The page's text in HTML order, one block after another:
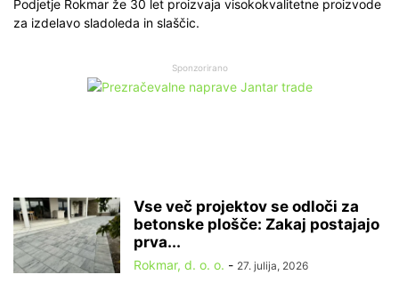
Podjetje Rokmar že 30 let proizvaja visokokvalitetne proizvode
za izdelavo sladoleda in slaščic.
Sponzorirano
Vse več projektov se odloči za
betonske plošče: Zakaj postajajo
prva...
Rokmar, d. o. o. - 27. julija, 2026